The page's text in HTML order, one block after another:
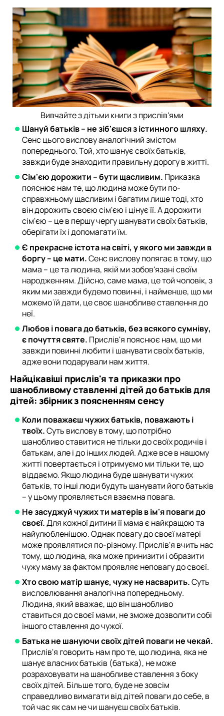
Вивчайте з дітьми книги з прислів'ями
Шануй батьків – не зіб'єшся з істинного шляху.
Сенс цього вислову аналогічний змістом
попереднього. Той, хто шанує своїх батьків,
завжди буде знаходити правильну дорогу в житті.
Сім'єю дорожити – бути щасливим. Приказка
пояснює нам те, що людина може бути по-
справжньому щасливим і багатим лише тоді, хто
він дорожить своєю сім'єю і цінує її. А дорожити
сім'єю – це в першу чергу шанувати своїх батьків,
оберігати їх і допомагати їм.
Є прекрасне істота на світі, у якого ми завжди в
боргу – це мати.Сенс вислову полягає в тому, що
мама – це та людина, якій ми зобов'язані своїм
народженням. Дійсно, саме мама, це той чоловік, з
яким ми завжди будемо повинні, і найменше, що ми
можемо їй дати, це своє шанобливе ставлення до
неї.
Любов і повага до батьків, без всякого сумніву,
є почуття святе. Прислів'я пояснює нам, що ми
завжди повинні любити і шанувати своїх батьків,
адже вони подарували нам життя.
Найцікавіші прислів'я та приказки про
шанобливому ставленні дітей до батьків для
дітей: збірник з поясненням сенсу
Коли поважаєш чужих батьків, поважають і
твоїх.Суть вислову в тому, що потрібно
шанобливо ставитися не тільки до своїх родичів і
батькам, але і до інших людей. Адже все в нашому
житті повертається і отримуємо ми тільки те, що
віддаємо. Якщо людина буде шанувати чужих
батьків, то інші люди будуть шанувати його батьків
– у цьому проявляється взаємна повага.
Не засуджуй чужих ти матерів в ім'я поваги до
своєї.Для кожної дитини її мама є найкращою та
найулюбленішою. Однак повагу до своєї матері
може проявлятися по-різному. Прислів'я вчить нас
тому, що людина, яка може принизити і образити
чужу маму за фактом проявляє неповагу до своєї.
Хто свою матір шанує, чужу не насварить.Суть
висловлювання аналогічна попередньому.
Людина, який вважає, що він шанобливо
ставиться до своєї мами, не зможе дозволити собі
іншого ставлення до чужої.
Батька не шануючи своїх дітей поваги не чекай.
Прислів'я говорить нам про те, що людина, яка не
шанує власних батьків (батька), не може
розраховувати на шанобливе ставлення з боку
своїх дітей. Більше того, буде не зовсім
справедливо вимагати від дітей поваги до себе, в
той час як сам не чи шануєш своїх батьків.